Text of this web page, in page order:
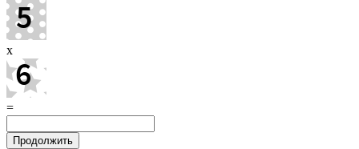
x
=